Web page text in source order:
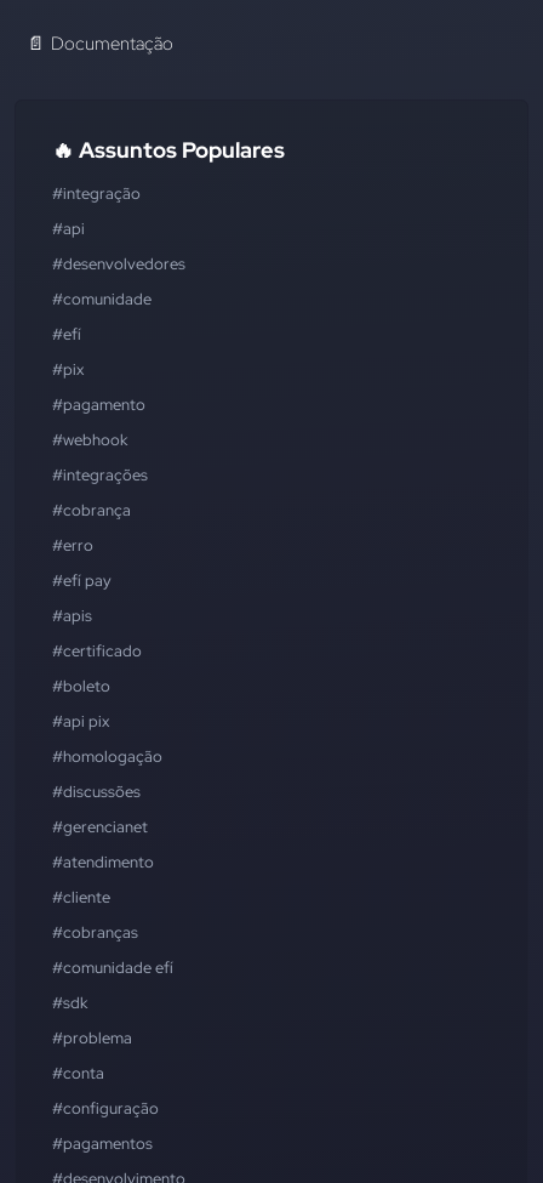
📄 Documentação
🔥 Assuntos Populares
#integração
#api
#desenvolvedores
#comunidade
#efí
#pix
#pagamento
#webhook
#integrações
#cobrança
#erro
#efí pay
#apis
#certificado
#boleto
#api pix
#homologação
#discussões
#gerencianet
#atendimento
#cliente
#cobranças
#comunidade efí
#sdk
#problema
#conta
#configuração
#pagamentos
#desenvolvimento